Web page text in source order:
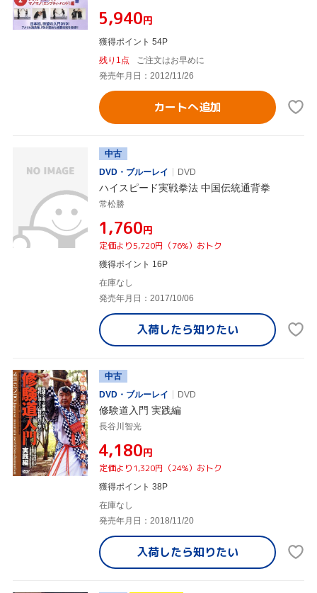
¥5,940円
獲得ポイント 54P
残り1点
ご注文はお早めに
発売年月日：2012/11/26
カートへ追加
中古
DVD・ブルーレイ
DVD
ハイスピード実戦拳法 中国伝統通背拳
常松勝
¥1,760円
定価より5,720円（76%）おトク
獲得ポイント 16P
在庫なし
発売年月日：2017/10/06
入荷したら知りたい
中古
DVD・ブルーレイ
DVD
修験道入門 実践編
長谷川智光
¥4,180円
定価より1,320円（24%）おトク
獲得ポイント 38P
在庫なし
発売年月日：2018/11/20
入荷したら知りたい